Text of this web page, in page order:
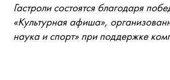
Гастроли состоятся благодаря
«Культурная афиша»,
наука и спорт» при поддержке